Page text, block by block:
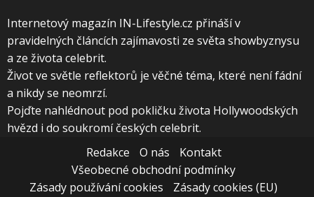
Internetový magazín IN-Lifestyle.cz přináší v
pravidelných článcích zajímavosti ze světa showbyznysu
a ze života celebrit.
Život ve světle reflektorů je věčné téma, které není fádní
a nikdy se neomrzí.
Pojďte nahlédnout pod pokličku života Hollywoodských
hvězd i do soukromí českých celebrit.
Redakce
O nás
Kontakt
Všeobecné obchodní podmínky
Zásady používání cookies
Zásady cookies (EU)